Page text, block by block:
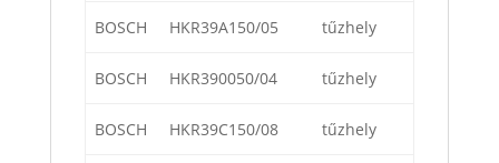
BOSCH HKR39A150/05 tűzhely
BOSCH HKR390050/04 tűzhely
BOSCH HKR39C150/08 tűzhely